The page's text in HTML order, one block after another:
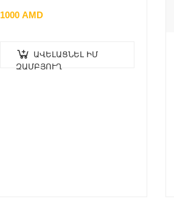
1000 AMD
ԱՎԵԼԱՑՆԵԼ ԻՄ
ԶԱՄԲՅՈՒՂ